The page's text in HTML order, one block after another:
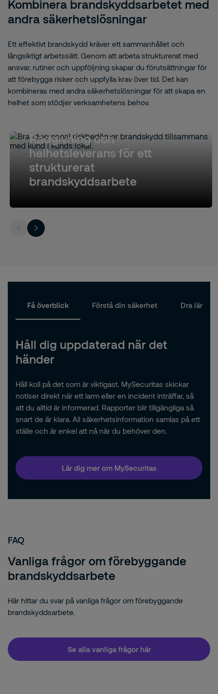
Kombinera brandskyddsarbetet med
andra säkerhetslösningar
Ett effektivt brandskydd kräver ett sammanhållet och
långsiktigt arbetssätt. Genom att arbeta strukturerat med
ansvar, rutiner och uppföljning skapar du förutsättningar för
att förebygga risker och uppfylla krav över tid. Det kan
kombineras med andra säkerhetslösningar för att skapa en
helhet som stödjer verksamhetens behov.
Rådgivning och
helhetsleverans för ett
strukturerat
brandskyddsarbete
Få överblick Förstå din säkerhet Dra
Håll dig uppdaterad när det
händer
Håll koll på det som är viktigast. MySecuritas skickar
notiser direkt när ett larm eller en incident inträffar, så
att du alltid är informerad. Rapporter blir tillgängliga så
snart de är klara. All säkerhetsinformation samlas på ett
ställe och är enkel att nå när du behöver den.
Lär dig mer om MySecuritas
FAQ
Vanliga frågor om förebyggande
brandskyddsarbete
Här hittar du svar på vanliga frågor om förebyggande
brandskyddsarbete.
Se alla vanliga frågor här